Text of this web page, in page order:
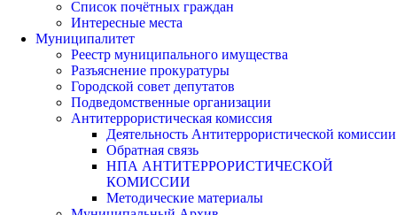
Список почётных граждан
Интересные места
Муниципалитет
Реестр муниципального имущества
Разъяснение прокуратуры
Городской совет депутатов
Подведомственные организации
Антитеррористическая комиссия
Деятельность Антитеррористической комиссии
Обратная связь
НПА АНТИТЕРРОРИСТИЧЕСКОЙ
КОМИССИИ
Методические материалы